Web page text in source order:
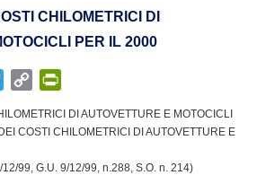
CHILOMETRICI DI
PER IL 2000
l
g
C
p
L
i
t
DI AUTOVETTURE E MOTOCICLI
COSTI CHILOMETRICI DI AUTOVETTURE E
99, G.U. 9/12/99, n.288, S.O. n. 214)